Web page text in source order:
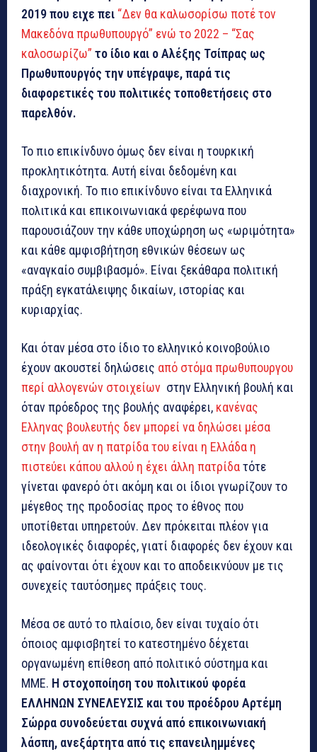
2019 που ειχε πει “Δεν θα καλωσορίσω ποτέ τον
Μακεδόνα πρωθυπουργό” ενώ το 2022 – “Σας
καλοσωρίζω” το ίδιο και ο Αλέξης Τσίπρας ως
Πρωθυπουργός την υπέγραψε, παρά τις
διαφορετικές του πολιτικές τοποθετήσεις στο
παρελθόν.
Το πιο επικίνδυνο όμως δεν είναι η τουρκική
προκλητικότητα. Αυτή είναι δεδομένη και
διαχρονική. Το πιο επικίνδυνο είναι τα Ελληνικά
πολιτικά και επικοινωνιακά φερέφωνα που
παρουσιάζουν την κάθε υποχώρηση ως «ωριμότητα»
και κάθε αμφισβήτηση εθνικών θέσεων ως
«αναγκαίο συμβιβασμό». Είναι ξεκάθαρα πολιτική
πράξη εγκατάλειψης δικαίων, ιστορίας και
κυριαρχίας.
Και όταν μέσα στο ίδιο το ελληνικό κοινοβούλιο
έχουν ακουστεί δηλώσεις από στόμα πρωθυπουργου
περί αλλογενών στοιχείων στην Ελληνική βουλή και
όταν πρόεδρος της βουλής αναφέρει, κανένας
Ελληνας βουλευτής δεν μπορεί να δηλώσει μέσα
στην βουλή αν η πατρίδα του είναι η Ελλάδα η
πιστεύει κάπου αλλού η έχει άλλη πατρίδατότε
γίνεται φανερό ότι ακόμη και οι ίδιοι γνωρίζουν το
μέγεθος της προδοσίας προς το έθνος που
υποτίθεται υπηρετούν. Δεν πρόκειται πλέον για
ιδεολογικές διαφορές, γιατί διαφορές δεν έχουν και
ας φαίνονται ότι έχουν και το αποδεικνύουν με τις
συνεχείς ταυτόσημες πράξεις τους.
Μέσα σε αυτό το πλαίσιο, δεν είναι τυχαίο ότι
όποιος αμφισβητεί το κατεστημένο δέχεται
οργανωμένη επίθεση από πολιτικό σύστημα και
ΜΜΕ. Η στοχοποίηση του πολιτικού φορέα
ΕΛΛΗΝΩΝ ΣΥΝΕΛΕΥΣΙΣ και του προέδρου Αρτέμη
Σώρρα συνοδεύεται συχνά από επικοινωνιακή
λάσπη, ανεξάρτητα από τις επανειλημμένες